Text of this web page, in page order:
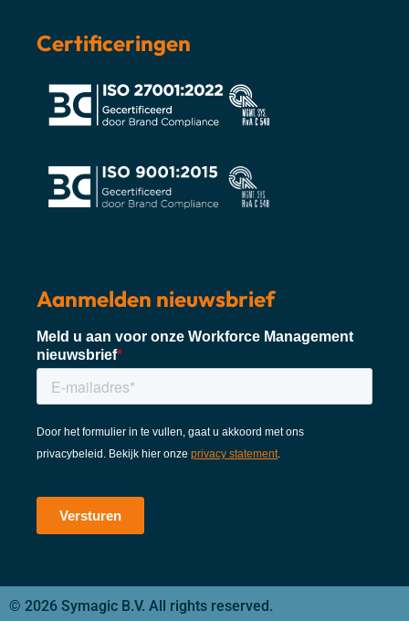
Certificeringen
Aanmelden nieuwsbrief
© 2026 Symagic B.V. All rights reserved.